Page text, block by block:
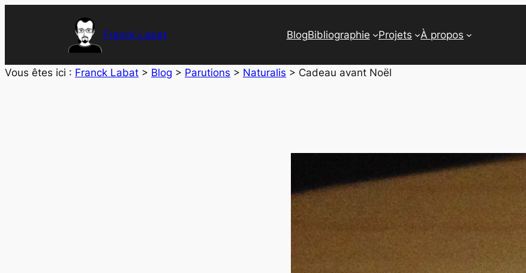
Franck Labat BlogBibliographie Projets À propos
Vous êtes ici : Franck Labat > Blog > Parutions > Naturalis > Cadeau avant Noël